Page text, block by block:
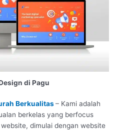
di Pagu
Berkualitas– Kami adalah
berkelas yang berfocus
dimulai dengan website